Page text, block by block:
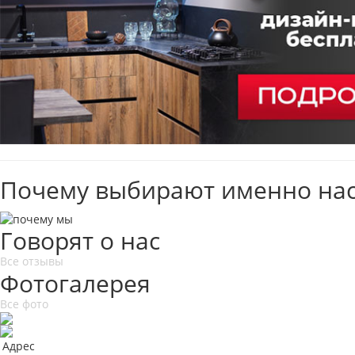
Почему выбирают именно
Говорят о нас
Все отзывы
Фотогалерея
Все фото
Адрес